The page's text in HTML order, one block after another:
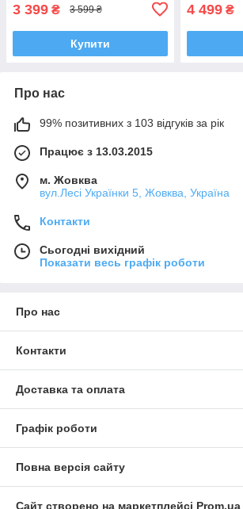
3 399 ₴ 3 599 ₴
Купити
4 499 ₴
Про нас
99% позитивних з 103 відгуків за рік
Працює з 13.03.2015
м. Жовква
вул.Лесі Українки 5, Жовква, Україна
Контакти
Сьогодні вихідний
Показати весь графік роботи
Про нас
Контакти
Доставка та оплата
Графік роботи
Повна версія сайту
Сайт створено на маркетплейсі Prom.ua